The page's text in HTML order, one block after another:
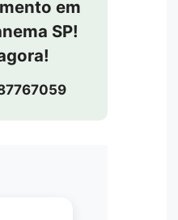
em
SP!